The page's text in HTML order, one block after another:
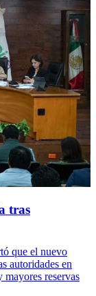
tras
que el nuevo
autoridades en
mayores reservas